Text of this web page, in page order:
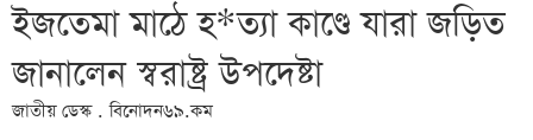
ইজতেমা মাঠে হ*ত্যা কাণ্ডে যারা জড়িত
জানালেন স্বরাষ্ট্র উপদেষ্টা
জাতীয় ডেস্ক . বিনোদন৬৯.কম